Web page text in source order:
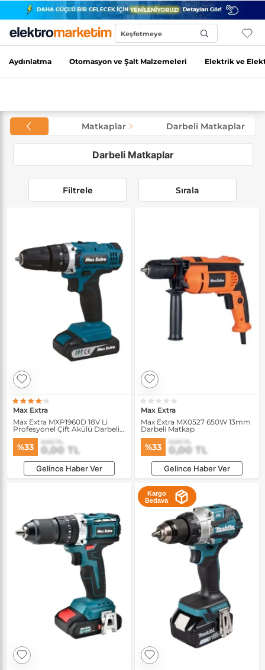
Keşfetmeye
Aydınlatma Otomasyon ve Şalt Malzemeleri Elektrik ve
Matkaplar Darbeli Matkaplar
Darbeli Matkaplar
Filtrele Sırala
Max Extra
Max Extra MXP1960D 18V Li
Profesyonel Çift Akülü Darbeli
Matkap
%33 0,00 TL
0,00 TL
Gelince Haber Ver
Max Extra
Max Extra MX0527 650W 13mm
Darbeli Matkap
%33 0,00 TL
0,00 TL
Gelince Haber Ver
Kargo
Bedava